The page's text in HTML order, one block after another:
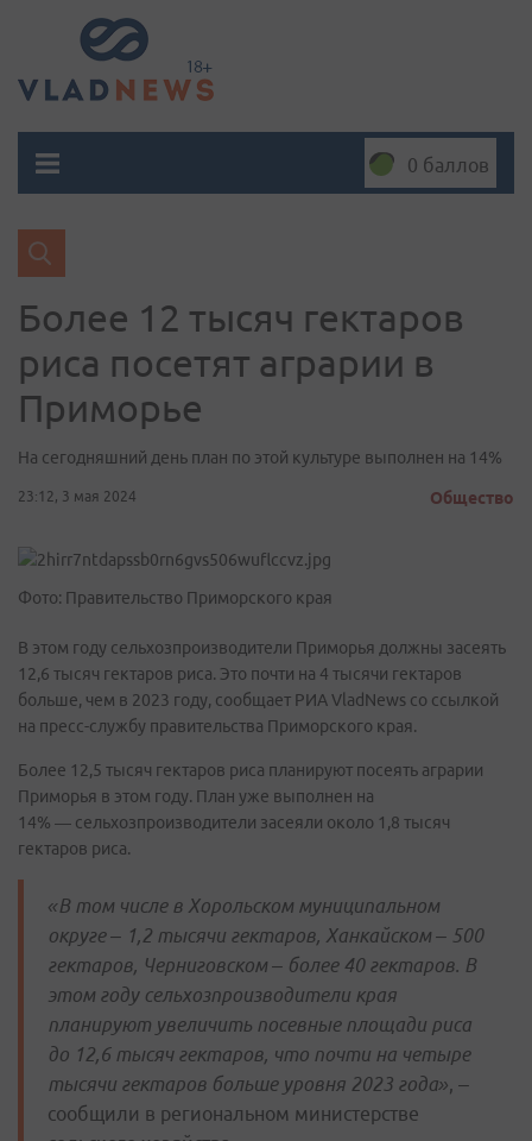
0 баллов
Более 12 тысяч гектаров
риса посетят аграрии в
Приморье
На сегодняшний день план по этой культуре выполнен на 14%
23:12, 3 мая 2024 Общество
Фото: Правительство Приморского края
В этом году сельхозпроизводители Приморья должны засеять
12,6 тысяч гектаров риса. Это почти на 4 тысячи гектаров
больше, чем в 2023 году, сообщает РИА VladNews со ссылкой
на пресс-службу правительства Приморского края.
Более 12,5 тысяч гектаров риса планируют посеять аграрии
Приморья в этом году. План уже выполнен на
14% — сельхозпроизводители засеяли около 1,8 тысяч
гектаров риса.
«В том числе в Хорольском муниципальном
округе – 1,2 тысячи гектаров, Ханкайском – 500
гектаров, Черниговском – более 40 гектаров. В
этом году сельхозпроизводители края
планируют увеличить посевные площади риса
до 12,6 тысяч гектаров, что почти на четыре
тысячи гектаров больше уровня 2023 года», –
сообщили в региональном министерстве